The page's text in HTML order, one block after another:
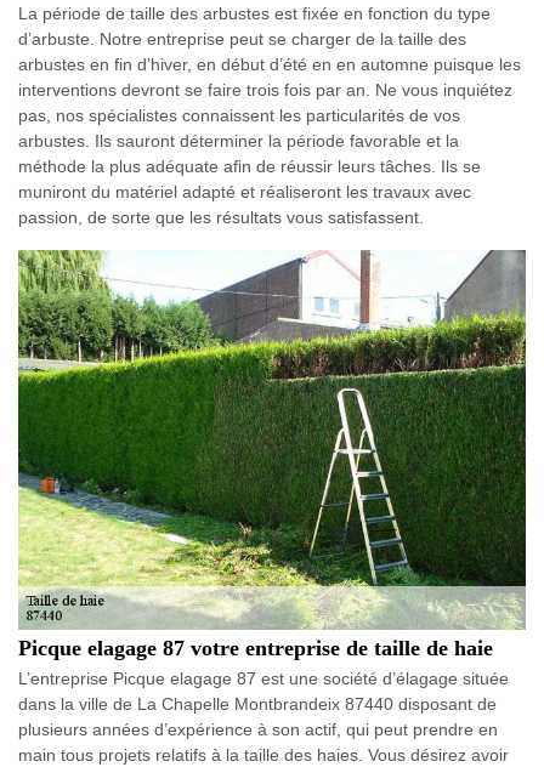
La période de taille des arbustes est fixée en fonction du type
d’arbuste. Notre entreprise peut se charger de la taille des
arbustes en fin d’hiver, en début d’été en en automne puisque les
interventions devront se faire trois fois par an. Ne vous inquiétez
pas, nos spécialistes connaissent les particularités de vos
arbustes. Ils sauront déterminer la période favorable et la
méthode la plus adéquate afin de réussir leurs tâches. Ils se
muniront du matériel adapté et réaliseront les travaux avec
passion, de sorte que les résultats vous satisfassent.
Picque elagage 87 votre entreprise de taille de haie
L’entreprise Picque elagage 87 est une société d’élagage située
dans la ville de La Chapelle Montbrandeix 87440 disposant de
plusieurs années d’expérience à son actif, qui peut prendre en
main tous projets relatifs à la taille des haies. Vous désirez avoir